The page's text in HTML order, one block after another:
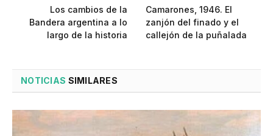
Los cambios de la
Bandera argentina a lo
largo de la historia
Camarones, 1946. El
zanjón del finado y el
callejón de la puñalada
NOTICIAS SIMILARES